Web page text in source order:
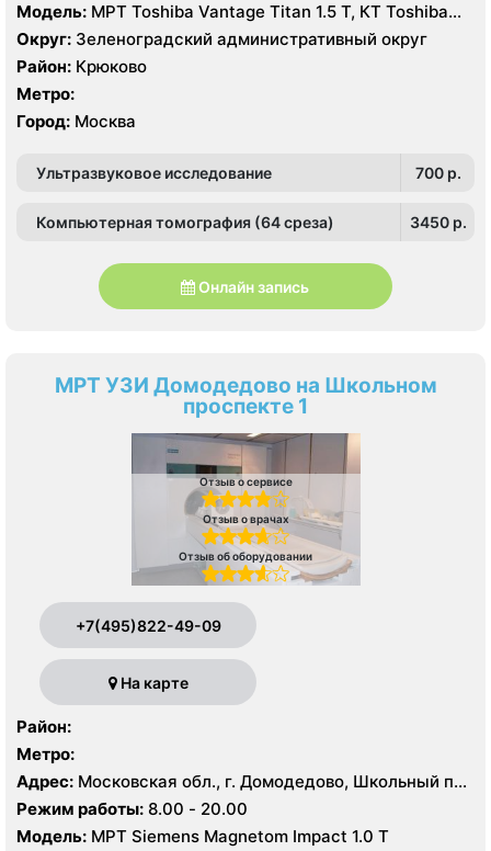
Модель: МРТ Toshiba Vantage Titan 1.5 Т, КТ Toshiba
Aquilion Prime CXL 32 среза, УЗИ Toshiba Aplio 500
Округ: Зеленоградский административный округ
Район: Крюково
Метро:
Город: Москва
Ультразвуковое исследование 700 p.
Компьютерная томография (64 среза) 3450 p.
Онлайн запись
МРТ УЗИ Домодедово на Школьном
проспекте 1
Отзыв о сервисе
Отзыв о врачах
Отзыв об оборудовании
+7(495)822-49-09
На карте
Район:
Метро:
Адрес: Московская обл., г. Домодедово, Школьный пр.,
1
Режим работы:
8.00 - 20.00
Модель: МРТ Siemens Magnetom Impact 1.0 Т